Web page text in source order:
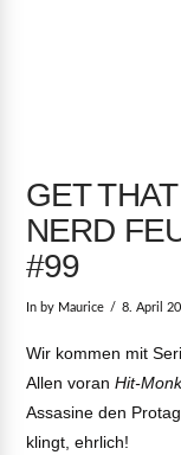
GET
NERD
#99
In by Maurice 8. April
Wir kommen mit
Allen voranHit-
Assasine den
klingt, ehrlich!